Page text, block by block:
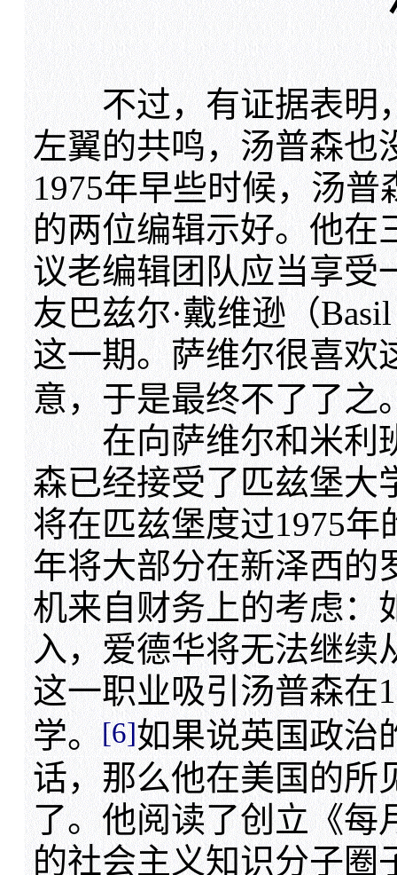
不过，有证据表明
左翼的共鸣，汤普森也
1975年早些时候，汤
的两位编辑示好。他在
议老编辑团队应当享受
友巴兹尔·戴维逊（
这一期。萨维尔很喜欢
意，于是最终不了了之
在向萨维尔和米利
森已经接受了匹兹堡大
将在匹兹堡度过1975年
年将大部分在新泽西的
机来自财务上的考虑：
入，爱德华将无法继续
这一职业吸引汤普森在
学。 [6]如果说英国政治
话，那么他在美国的所
了。他阅读了创立《每
的社会主义知识分子圈